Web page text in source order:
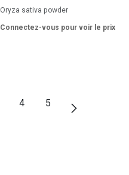
Oryza sativa powder
Connectez-vous pour voir le prix
4 5